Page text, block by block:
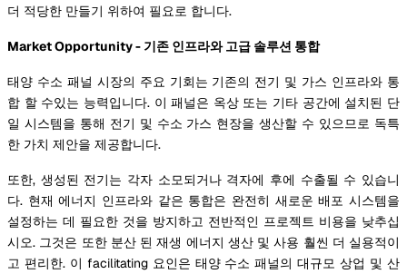
더 적당한 만들기 위하여 필요로 합니다.
Market Opportunity - 기존 인프라와 고급 솔루션 통합
태양 수소 패널 시장의 주요 기회는 기존의 전기 및 가스 인프라와 통
합 할 수있는 능력입니다. 이 패널은 옥상 또는 기타 공간에 설치된 단
일 시스템을 통해 전기 및 수소 가스 현장을 생산할 수 있으므로 독특
한 가치 제안을 제공합니다.
또한, 생성된 전기는 각자 소모되거나 격자에 후에 수출될 수 있습니
다. 현재 에너지 인프라와 같은 통합은 완전히 새로운 배포 시스템을
설정하는 데 필요한 것을 방지하고 전반적인 프로젝트 비용을 낮추십
시오. 그것은 또한 분산 된 재생 에너지 생산 및 사용 훨씬 더 실용적이
고 편리한. 이 facilitating 요인은 태양 수소 패널의 대규모 상업 및 산